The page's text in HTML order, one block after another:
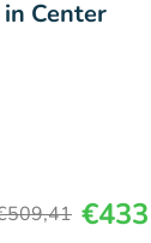
Center
,41 €433